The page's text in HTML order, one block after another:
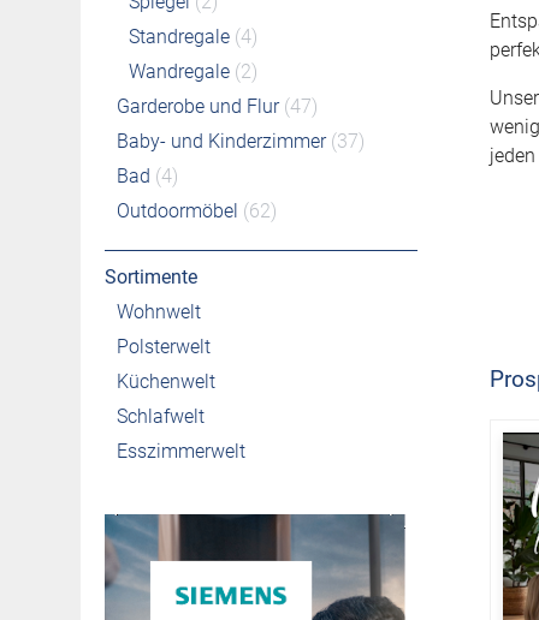
Standregale (4)
Wandregale (2)
Garderobe und Flur (47)
Baby- und Kinderzimmer (37)
Bad (4)
Outdoormöbel (62)
Sortimente
Wohnwelt
Polsterwelt
Küchenwelt
Schlafwelt
Esszimmerwelt